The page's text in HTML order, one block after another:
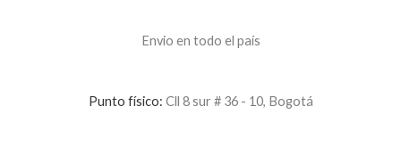
Envio en todo el país
Punto físico: Cll 8 sur # 36 - 10, Bogotá